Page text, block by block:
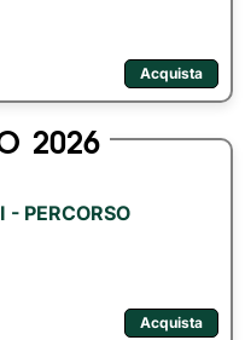
Acquista
2026
PERCORSO
Acquista